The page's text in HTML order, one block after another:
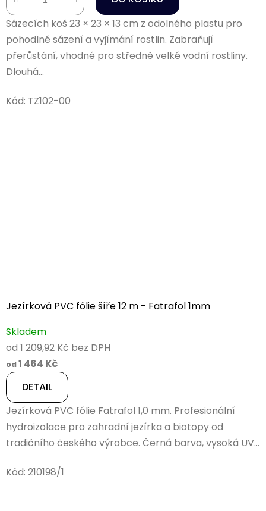
Sázecích koš 23 × 23 × 13 cm z odolného plastu pro
pohodlné sázení a vyjímání rostlin. Zabraňují
přerůstání, vhodné pro středně velké vodní rostliny.
Dlouhá...
Kód: TZ102-00
Jezírková PVC fólie šíře 12 m - Fatrafol 1mm
Skladem
od 1 209,92 Kč bez DPH
od1 464 Kč
DETAIL
Jezírková PVC fólie Fatrafol 1,0 mm. Profesionální
hydroizolace pro zahradní jezírka a biotopy od
tradičního českého výrobce. Černá barva, vysoká UV...
Kód: 210198/1